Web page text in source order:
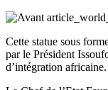
Cette statue sous
par le Président
d’intégration africaine.